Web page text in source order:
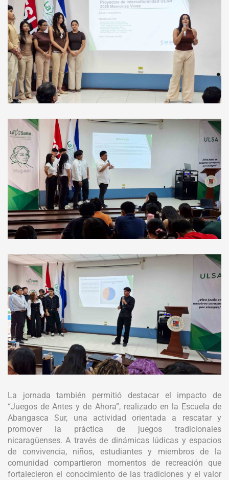
La jornada también permitió destacar el impacto de
“Juegos de Antes y de Ahora”, realizado en la Escuela de
Abangasca Sur, una actividad orientada a rescatar y
promover la práctica de juegos tradicionales
nicaragüenses. A través de dinámicas lúdicas y espacios
de convivencia, niños, estudiantes y miembros de la
comunidad compartieron momentos de recreación que
fortalecieron el conocimiento de las tradiciones y el valor